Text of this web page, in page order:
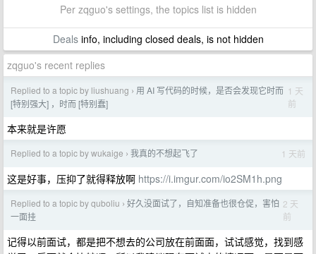
Per zqguo's settings, the topics list is hidden
Dealsinfo, including closed deals, is not hidden
zqguo's recent replies
Replied to a topic by liushuang › 用 AI 写代码的时候，是否会发现它时而
[特别强大] ，时而 [特别蠢]
1 天
前
本来就是许愿
Replied to a topic by wukaige › 我真的不想起飞了 1 天前
这是好事，压抑了就得释放啊 https://i.imgur.com/io2SM1h.png
Replied to a topic by quboliu › 好久没面试了，自知准备也很仓促，害怕
一面挂
2 天
前
记得以前面试，都是把不想去的公司放在前面面，试试感觉，找到感